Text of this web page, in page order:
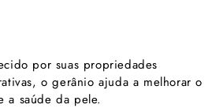
por suas propriedades
o gerânio ajuda a melhorar o
a saúde da pele.